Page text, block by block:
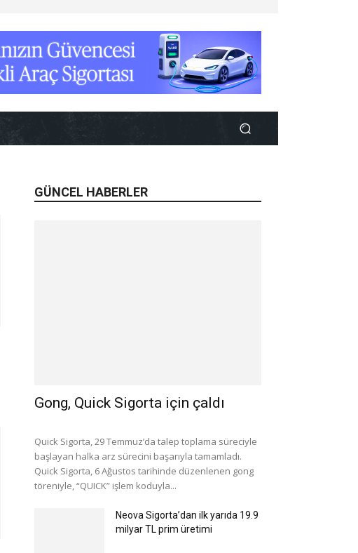
GÜNCEL HABERLER
Gong, Quick Sigorta için çaldı
Quick Sigorta, 29 Temmuz’da talep toplama süreciyle
başlayan halka arz sürecini başarıyla tamamladı.
Quick Sigorta, 6 Ağustos tarihinde düzenlenen gong
töreniyle, “QUICK” işlem koduyla...
Neova Sigorta’dan ilk yarıda 19.9
milyar TL prim üretimi